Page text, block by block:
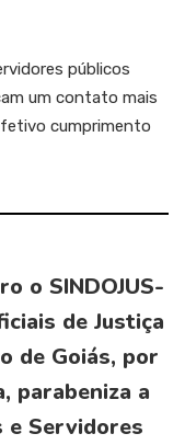
públicos
um contato mais
cumprimento
o SINDOJUS-
de Justiça
de Goiás, por
parabeniza a
e Servidores